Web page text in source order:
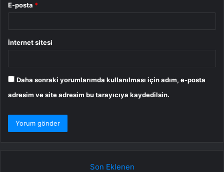
E-posta *
İnternet sitesi
Daha sonraki yorumlarımda kullanılması için adım, e-posta
adresim ve site adresim bu tarayıcıya kaydedilsin.
Son Eklenen